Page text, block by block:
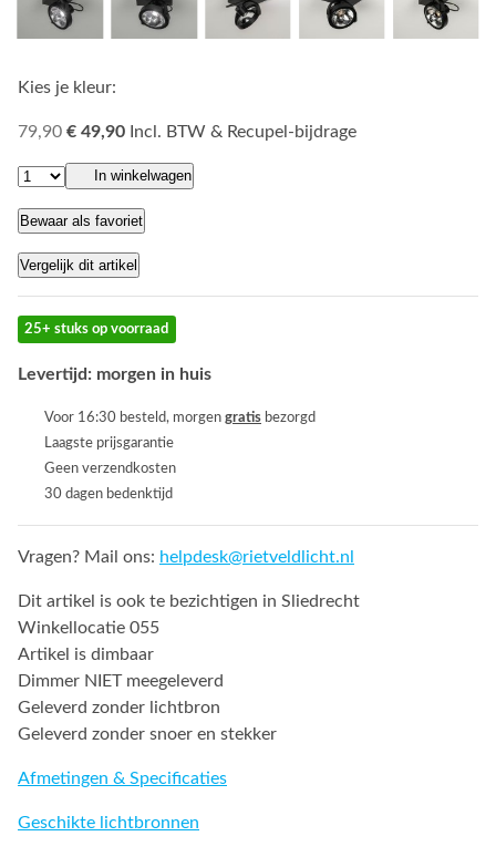
Kies je kleur:
79,90 € 49,90 Incl. BTW & Recupel-bijdrage
In winkelwagen
Bewaar als favoriet
Vergelijk dit artikel
25+ stuks op voorraad
Levertijd: morgen in huis
Voor 16:30 besteld, morgen gratis bezorgd
Laagste prijsgarantie
Geen verzendkosten
30 dagen bedenktijd
Vragen? Mail ons: helpdesk@rietveldlicht.nl
Dit artikel is ook te bezichtigen in Sliedrecht
Winkellocatie 055
Artikel is dimbaar
Dimmer NIET meegeleverd
Geleverd zonder lichtbron
Geleverd zonder snoer en stekker
Afmetingen & Specificaties
Geschikte lichtbronnen